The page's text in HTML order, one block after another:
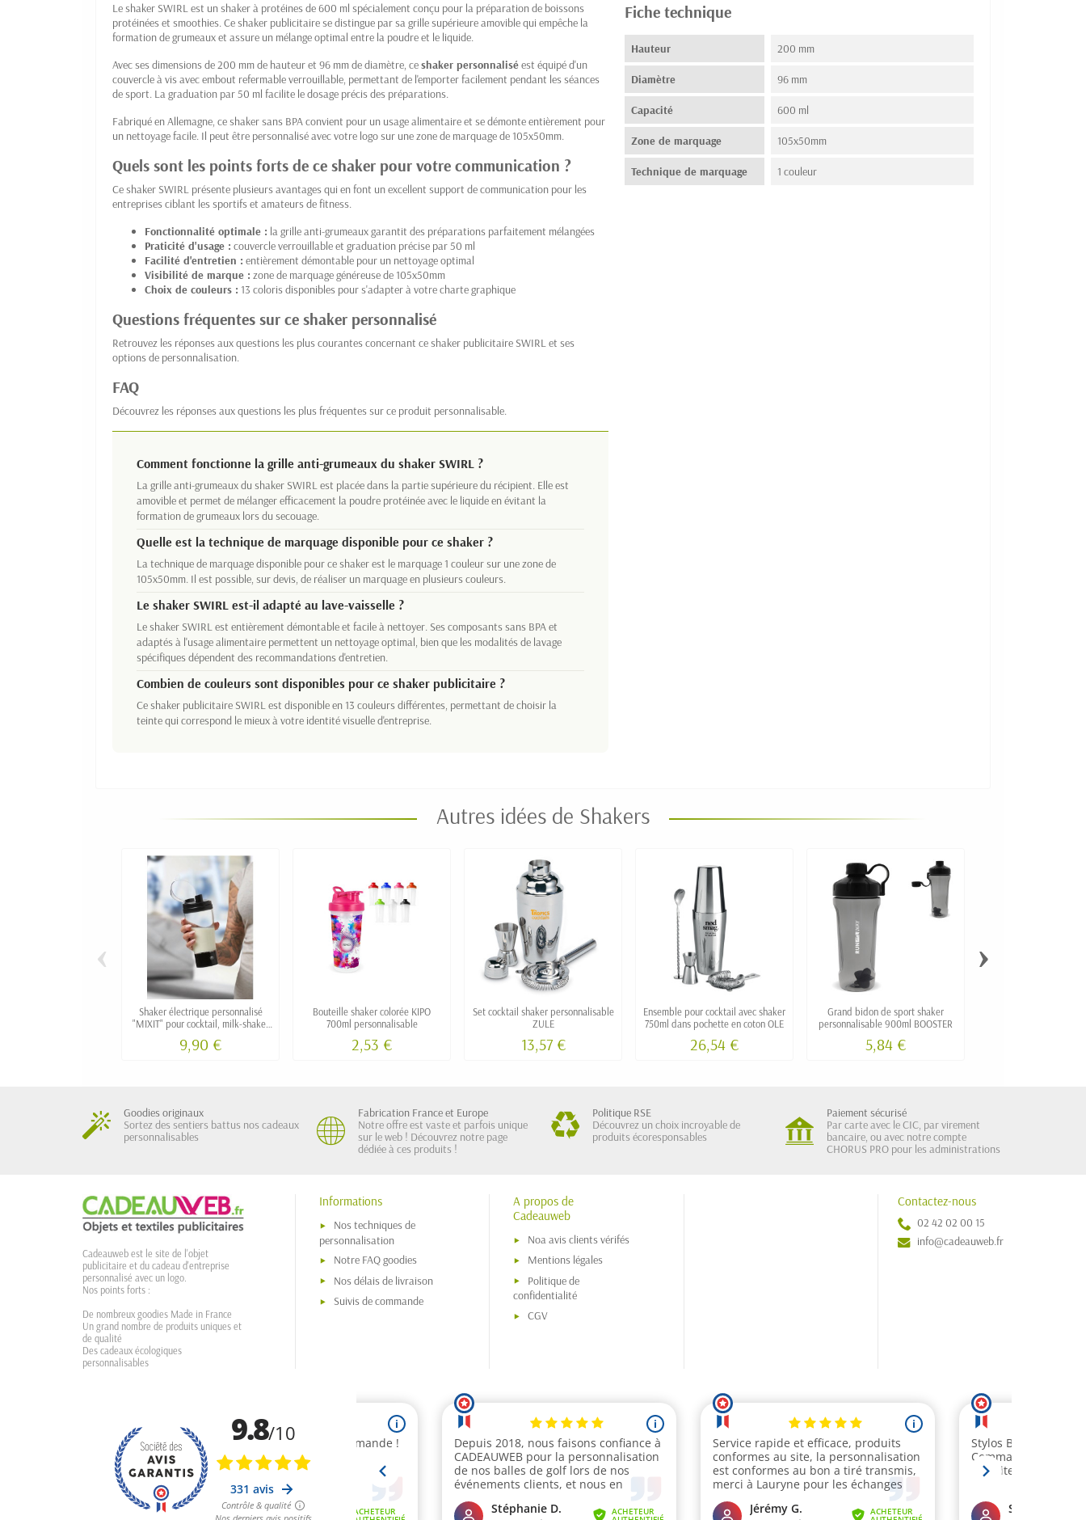
Le shaker SWIRL est un shaker à protéines de 600 ml spécialement conçu pour la préparation de boissons
protéinées et smoothies. Ce shaker publicitaire se distingue par sa grille supérieure amovible qui empêche la
formation de grumeaux et assure un mélange optimal entre la poudre et le liquide.
Avec ses dimensions de 200 mm de hauteur et 96 mm de diamètre, ceshaker personnaliséest équipé d'un
couvercle à vis avec embout refermable verrouillable, permettant de l'emporter facilement pendant les séances
de sport. La graduation par 50 ml facilite le dosage précis des préparations.
Fabriqué en Allemagne, ce shaker sans BPA convient pour un usage alimentaire et se démonte entièrement pour
un nettoyage facile. Il peut être personnalisé avec votre logo sur une zone de marquage de 105x50mm.
Quels sont les points forts de ce shaker pour votre communication ?
Ce shaker SWIRL présente plusieurs avantages qui en font un excellent support de communication pour les
entreprises ciblant les sportifs et amateurs de fitness.
Fonctionnalité optimale : la grille anti-grumeaux garantit des préparations parfaitement mélangées
Praticité d'usage : couvercle verrouillable et graduation précise par 50 ml
Facilité d'entretien : entièrement démontable pour un nettoyage optimal
Visibilité de marque : zone de marquage généreuse de 105x50mm
Choix de couleurs : 13 coloris disponibles pour s'adapter à votre charte graphique
Questions fréquentes sur ce shaker personnalisé
Retrouvez les réponses aux questions les plus courantes concernant ce shaker publicitaire SWIRL et ses
options de personnalisation.
FAQ
Découvrez les réponses aux questions les plus fréquentes sur ce produit personnalisable.
Comment fonctionne la grille anti-grumeaux du shaker SWIRL ?
La grille anti-grumeaux du shaker SWIRL est placée dans la partie supérieure du récipient. Elle est
amovible et permet de mélanger efficacement la poudre protéinée avec le liquide en évitant la
formation de grumeaux lors du secouage.
Quelle est la technique de marquage disponible pour ce shaker ?
La technique de marquage disponible pour ce shaker est le marquage 1 couleur sur une zone de
105x50mm. Il est possible, sur devis, de réaliser un marquage en plusieurs couleurs.
Le shaker SWIRL est-il adapté au lave-vaisselle ?
Le shaker SWIRL est entièrement démontable et facile à nettoyer. Ses composants sans BPA et
adaptés à l'usage alimentaire permettent un nettoyage optimal, bien que les modalités de lavage
spécifiques dépendent des recommandations d'entretien.
Combien de couleurs sont disponibles pour ce shaker publicitaire ?
Ce shaker publicitaire SWIRL est disponible en 13 couleurs différentes, permettant de choisir la
teinte qui correspond le mieux à votre identité visuelle d'entreprise.
Fiche technique
Hauteur 200 mm
Diamètre 96 mm
Capacité 600 ml
Zone de marquage 105x50mm
Technique de marquage 1 couleur
Autres idées de Shakers
Shaker électrique personnalisé
"MIXIT" pour cocktail, milk-shake,
9,90 €
Bouteille shaker colorée KIPO
700ml personnalisable
2,53 €
Set cocktail shaker personnalisable
ZULE
13,57 €
Ensemble pour cocktail avec shaker
750ml dans pochette en coton OLE
26,54 €
Grand bidon de sport shaker
personnalisable 900ml BOOSTER
5,84 €
‹ ›
Goodies originaux
Sortez des sentiers battus nos cadeaux
personnalisables
Fabrication France et Europe
Notre offre est vaste et parfois unique
sur le web ! Découvrez notre page
dédiée à ces produits !
Politique RSE
Découvrez un choix incroyable de
produits écoresponsables
Paiement sécurisé
Par carte avec le CIC, par virement
bancaire, ou avec notre compte
CHORUS PRO pour les administrations
Cadeauweb est le site de l'objet
publicitaire et du cadeau d'entreprise
personnalisé avec un logo.
Nos points forts :
De nombreux goodies Made in France
Un grand nombre de produits uniques et
de qualité
Des cadeaux écologiques
personnalisables
Informations
Nos techniques de
personnalisation
Notre FAQ goodies
Nos délais de livraison
Suivis de commande
A propos de
Cadeauweb
Noa avis clients vérifés
Mentions légales
Politique de
confidentialité
CGV
Contactez-nous
02 42 02 00 15
info@cadeauweb.fr